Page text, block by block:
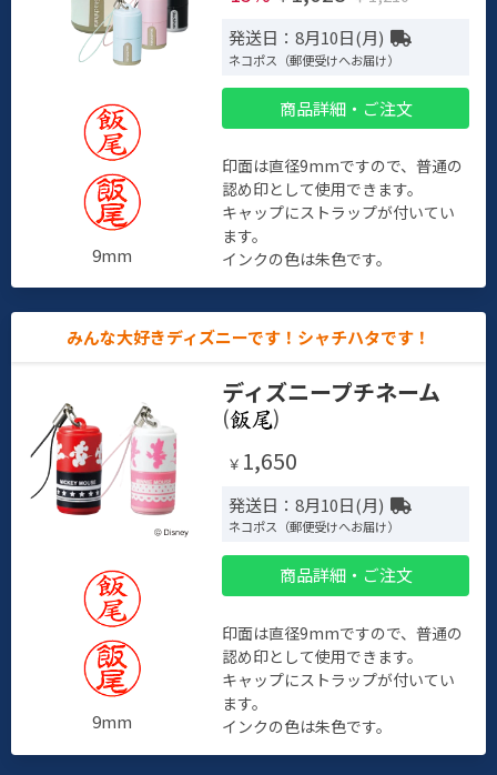
9mm
発送日：8月10日(月)
ネコポス（郵便受けへお届け）
商品詳細・ご注文
印面は直径9mmですので、普通の
認め印として使用できます。
キャップにストラップが付いてい
ます。
インクの色は朱色です。
みんな大好きディズニーです！シャチハタです！
9mm
ディズニープチネーム
( )
￥ 1,650
発送日：8月10日(月)
ネコポス（郵便受けへお届け）
商品詳細・ご注文
印面は直径9mmですので、普通の
認め印として使用できます。
キャップにストラップが付いてい
ます。
インクの色は朱色です。